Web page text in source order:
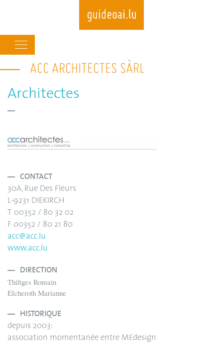
Skip
to
navigation
ACC ARCHITECTES SÀRL
Architectes
CONTACT
30A, Rue Des Fleurs
L-9231 DIEKIRCH
T 00352 / 80 32 02
F 00352 / 80 21 80
acc@acc.lu
www.acc.lu
DIRECTION
Thiltges Romain
Elcheroth Marianne
HISTORIQUE
depuis 2003:
association momentanée entre MEdesign